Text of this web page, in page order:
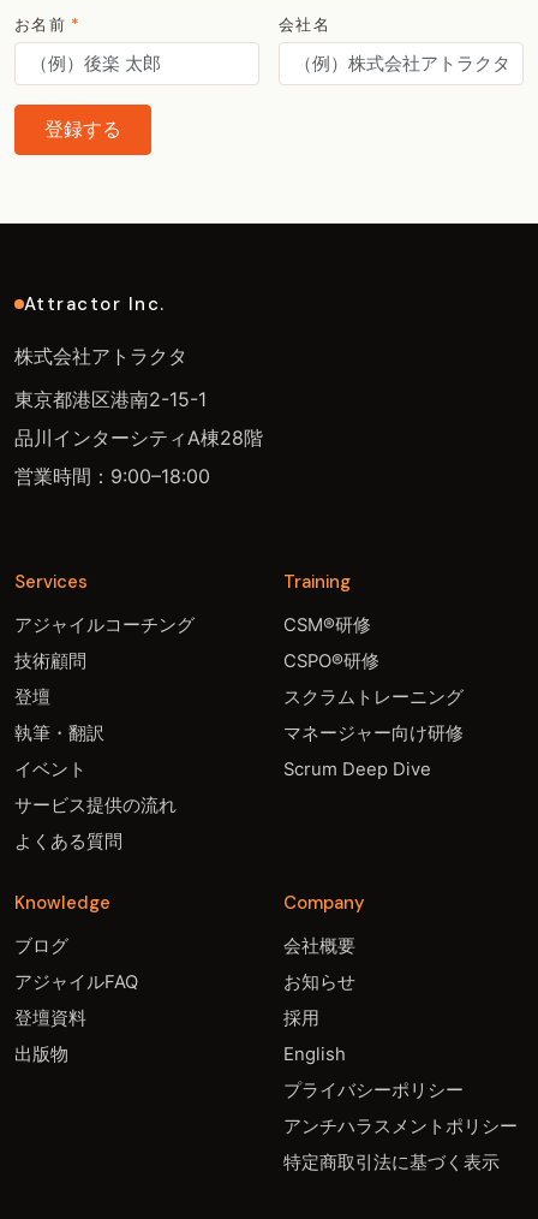
お名前 * 会社名
登録する
Attractor Inc.
株式会社アトラクタ
東京都港区港南2-15-1
品川インターシティA棟28階
営業時間：9:00–18:00
Services
アジャイルコーチング
技術顧問
登壇
執筆・翻訳
イベント
サービス提供の流れ
よくある質問
Training
CSM®研修
CSPO®研修
スクラムトレーニング
マネージャー向け研修
Scrum Deep Dive
Knowledge
ブログ
アジャイルFAQ
登壇資料
出版物
Company
会社概要
お知らせ
採用
English
プライバシーポリシー
アンチハラスメントポリシー
特定商取引法に基づく表示